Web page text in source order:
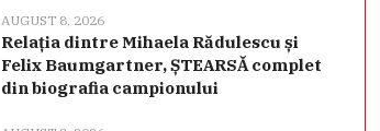
AUGUST 8, 2026
Relația dintre Mihaela Rădulescu și
Felix Baumgartner, ȘTEARSĂ complet
din biografia campionului